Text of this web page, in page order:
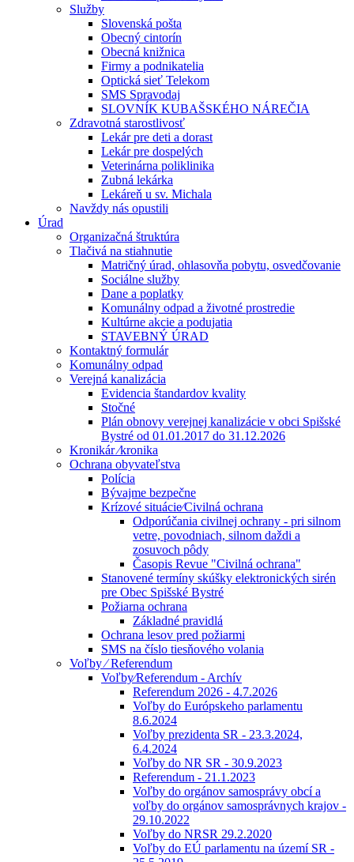
Služby
Slovenská pošta
Obecný cintorín
Obecná knižnica
Firmy a podnikatelia
Optická sieť Telekom
SMS Spravodaj
SLOVNÍK KUBAŠSKÉHO NÁREČIA
Zdravotná starostlivosť
Lekár pre deti a dorast
Lekár pre dospelých
Veterinárna poliklinika
Zubná lekárka
Lekáreň u sv. Michala
Navždy nás opustili
Úrad
Organizačná štruktúra
Tlačivá na stiahnutie
Matričný úrad, ohlasovňa pobytu, osvedčovanie
Sociálne služby
Dane a poplatky
Komunálny odpad a životné prostredie
Kultúrne akcie a podujatia
STAVEBNÝ ÚRAD
Kontaktný formulár
Komunálny odpad
Verejná kanalizácia
Evidencia štandardov kvality
Stočné
Plán obnovy verejnej kanalizácie v obci Spišské
Bystré od 01.01.2017 do 31.12.2026
Kronikár ⁄kronika
Ochrana obyvateľstva
Polícia
Bývajme bezpečne
Krízové situácie⁄Civilná ochrana
Odporúčania civilnej ochrany - pri silnom
vetre, povodniach, silnom daždi a
zosuvoch pôdy
Časopis Revue "Civilná ochrana"
Stanovené termíny skúšky elektronických sirén
pre Obec Spišské Bystré
Požiarna ochrana
Základné pravidlá
Ochrana lesov pred požiarmi
SMS na číslo tiesňového volania
Voľby ⁄ Referendum
Voľby⁄Referendum - Archív
Referendum 2026 - 4.7.2026
Voľby do Európskeho parlamentu
8.6.2024
Voľby prezidenta SR - 23.3.2024,
6.4.2024
Voľby do NR SR - 30.9.2023
Referendum - 21.1.2023
Voľby do orgánov samosprávy obcí a
voľby do orgánov samosprávnych krajov -
29.10.2022
Voľby do NRSR 29.2.2020
Voľby do EÚ parlamentu na území SR -